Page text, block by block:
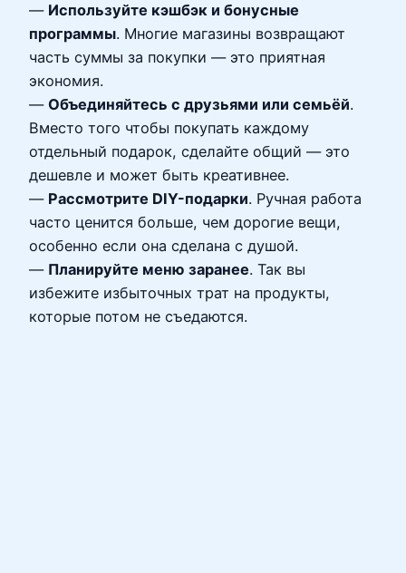
— Используйте кэшбэк и бонусные
программы. Многие магазины возвращают
часть суммы за покупки — это приятная
экономия.
— Объединяйтесь с друзьями или семьёй.
Вместо того чтобы покупать каждому
отдельный подарок, сделайте общий — это
дешевле и может быть креативнее.
— Рассмотрите DIY-подарки. Ручная работа
часто ценится больше, чем дорогие вещи,
особенно если она сделана с душой.
— Планируйте меню заранее. Так вы
избежите избыточных трат на продукты,
которые потом не съедаются.